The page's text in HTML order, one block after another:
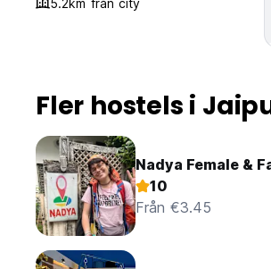
5.2km från city
Fler hostels i
Nadya Female &
10
Från €3.45